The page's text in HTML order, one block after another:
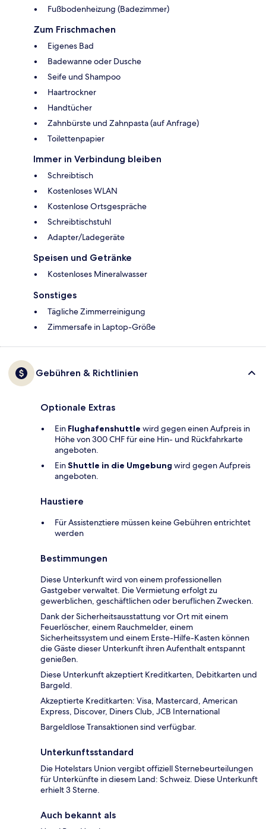
Fußbodenheizung (Badezimmer)
Zum Frischmachen
Eigenes Bad
Badewanne oder Dusche
Seife und Shampoo
Haartrockner
Handtücher
Zahnbürste und Zahnpasta (auf Anfrage)
Toilettenpapier
Immer in Verbindung bleiben
Schreibtisch
Kostenloses WLAN
Kostenlose Ortsgespräche
Schreibtischstuhl
Adapter/Ladegeräte
Speisen und Getränke
Kostenloses Mineralwasser
Sonstiges
Tägliche Zimmerreinigung
Zimmersafe in Laptop-Größe
Gebühren & Richtlinien
Optionale Extras
Ein Flughafenshuttle wird gegen einen Aufpreis in
Höhe von 300 CHF für eine Hin- und Rückfahrkarte
angeboten.
EinShuttle in die Umgebung wird gegen Aufpreis
angeboten.
Haustiere
Für Assistenztiere müssen keine Gebühren entrichtet
werden
Bestimmungen
Diese Unterkunft wird von einem professionellen
Gastgeber verwaltet. Die Vermietung erfolgt zu
gewerblichen, geschäftlichen oder beruflichen Zwecken.
Dank der Sicherheitsausstattung vor Ort mit einem
Feuerlöscher, einem Rauchmelder, einem
Sicherheitssystem und einem Erste-Hilfe-Kasten können
die Gäste dieser Unterkunft ihren Aufenthalt entspannt
genießen.
Diese Unterkunft akzeptiert Kreditkarten, Debitkarten und
Bargeld.
Akzeptierte Kreditkarten: Visa, Mastercard, American
Express, Discover, Diners Club, JCB International
Bargeldlose Transaktionen sind verfügbar.
Unterkunftsstandard
Die Hotelstars Union vergibt offiziell Sternebeurteilungen
für Unterkünfte in diesem Land: Schweiz. Diese Unterkunft
erhielt 3 Sterne.
Auch bekannt als